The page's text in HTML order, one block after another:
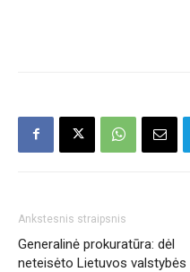
Ankstesnis straipsnis
Generalinė prokuratūra: dėl
neteisėto Lietuvos valstybės